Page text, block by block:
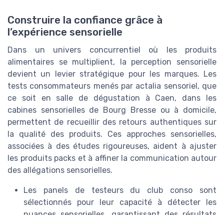
Construire la confiance grâce à
l’expérience sensorielle
Dans un univers concurrentiel où les produits
alimentaires se multiplient, la perception sensorielle
devient un levier stratégique pour les marques. Les
tests consommateurs menés par actalia sensoriel, que
ce soit en salle de dégustation à Caen, dans les
cabines sensorielles de Bourg Bresse ou à domicile,
permettent de recueillir des retours authentiques sur
la qualité des produits. Ces approches sensorielles,
associées à des études rigoureuses, aident à ajuster
les produits packs et à affiner la communication autour
des allégations sensorielles.
Les panels de testeurs du club conso sont
sélectionnés pour leur capacité à détecter les